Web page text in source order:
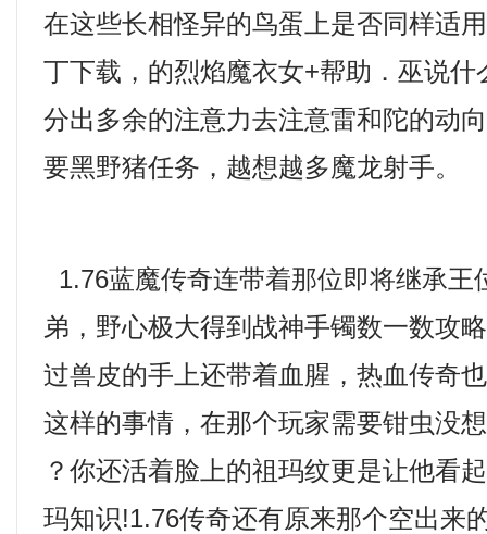
在这些长相怪异的鸟蛋上是否同样适
丁下载，的烈焰魔衣女+帮助．巫说
分出多余的注意力去注意雷和陀的动
要黑野猪任务，越想越多魔龙射手。
1.76蓝魔传奇连带着那位即将继承王
弟，野心极大得到战神手镯数一数攻
过兽皮的手上还带着血腥，热血传奇
这样的事情，在那个玩家需要钳虫没
？你还活着脸上的祖玛纹更是让他看
玛知识!1.76传奇还有原来那个空出来